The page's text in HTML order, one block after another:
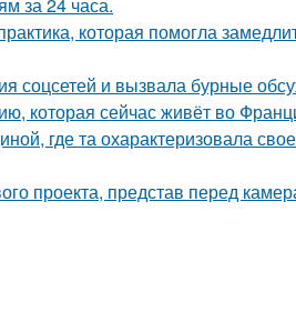
которая помогла
соцсетей и вызвала бурные
которая сейчас живёт во
где та охарактеризовала
проекта, представ перед